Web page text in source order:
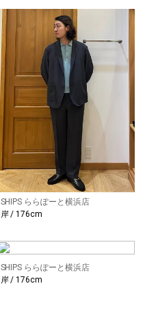
SHIPS ららぽーと横浜店
岸 / 176cm
SHIPS ららぽーと横浜店
岸 / 176cm